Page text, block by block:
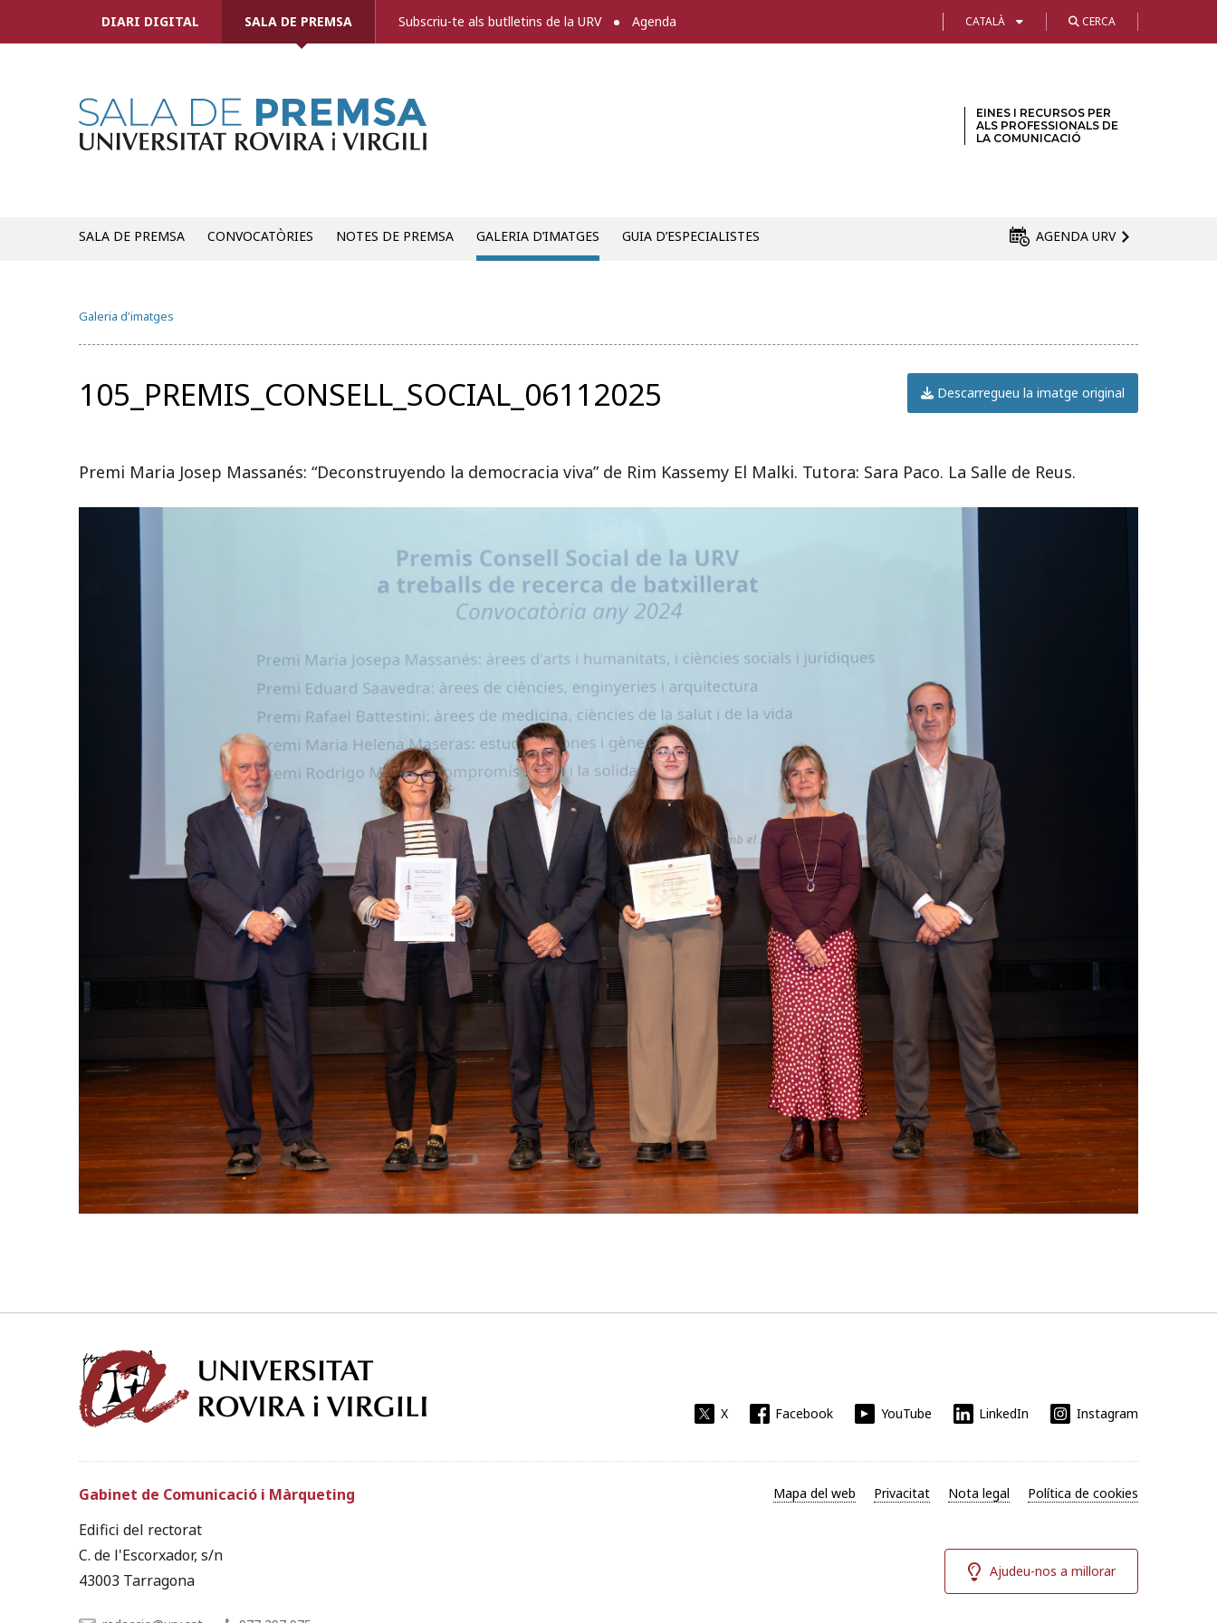
DIARI DIGITAL SALA DE PREMSA Subscriu-te als butlletins de la URV Agenda CATALÀ CERCA
EINES I RECURSOS PER
ALS PROFESSIONALS DE
LA COMUNICACIÓ
SALA DE PREMSA CONVOCATÒRIES NOTES DE PREMSA GALERIA D’IMATGES GUIA D’ESPECIALISTES AGENDA URV
Galeria d'imatges
105_PREMIS_CONSELL_SOCIAL_06112025 Descarregueu la imatge original
Premi Maria Josep Massanés: “Deconstruyendo la democracia viva” de Rim Kassemy El Malki. Tutora: Sara Paco. La Salle de Reus.
X Facebook YouTube LinkedIn Instagram
Gabinet de Comunicació i Màrqueting
Edifici del rectorat
C. de l'Escorxador, s/n
43003 Tarragona
Mapa del web Privacitat Nota legal Política de cookies
Ajudeu-nos a millorar